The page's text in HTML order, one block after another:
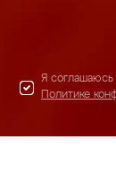
Я соглашаюсь
Политике